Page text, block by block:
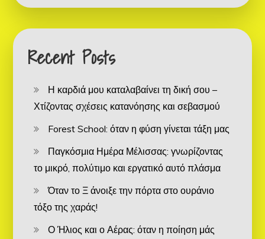
Recent Posts
Η καρδιά μου καταλαβαίνει τη δική σου –
Χτίζοντας σχέσεις κατανόησης και σεβασμού
Forest School: όταν η φύση γίνεται τάξη μας
Παγκόσμια Ημέρα Μέλισσας: γνωρίζοντας
το μικρό, πολύτιμο και εργατικό αυτό πλάσμα
Όταν το Ξ άνοιξε την πόρτα στο ουράνιο
τόξο της χαράς!
Ο Ήλιος και ο Αέρας: όταν η ποίηση μάς